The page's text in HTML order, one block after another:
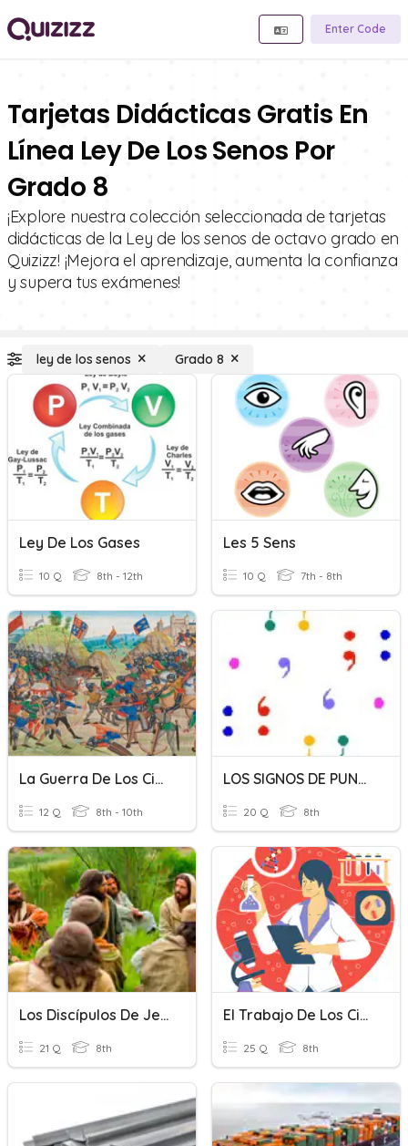
Enter Code
Tarjetas Didácticas Gratis En
Línea Ley De Los Senos Por
Grado 8
¡Explore nuestra colección seleccionada de tarjetas
didácticas de la Ley de los senos de octavo grado en
Quizizz! ¡Mejora el aprendizaje, aumenta la confianza
y supera tus exámenes!
ley de los senos Grado 8
Ley De Los Gases
10 Q 8th - 12th
Les 5 Sens
10 Q 7th - 8th
La Guerra De Los Cien Años
12 Q 8th - 10th
LOS SIGNOS DE PUNTUACIÓN
20 Q 8th
Los Discípulos De Jesús
21 Q 8th
El Trabajo De Los Científicos
25 Q 8th